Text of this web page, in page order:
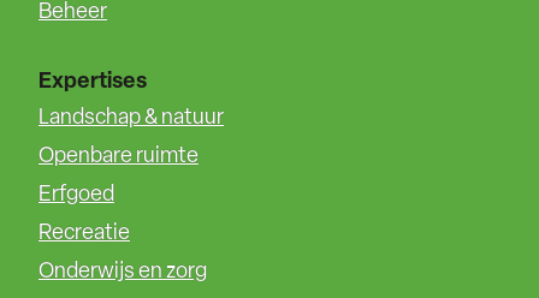
Beheer
Expertises
Landschap & natuur
Openbare ruimte
Erfgoed
Recreatie
Onderwijs en zorg